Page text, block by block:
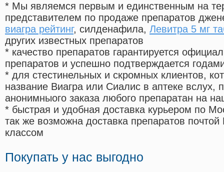
* Мы являемся первым и единственным на
представителем по продаже препаратов
виагра рейтинг, силденафила, Левитра 5 мг
других известных препаратов
* качество препаратов гарантируется
препаратов и успешно подтверждается
* для стестинельных и скромных клиентов,
название Виагра или Сиалис в аптеке вслух,
анонимныого заказа любого препаратан на
* быстрая и удобная доставка курьером по
так же возможна доставка препаратов
классом
Покупать у нас выгодно